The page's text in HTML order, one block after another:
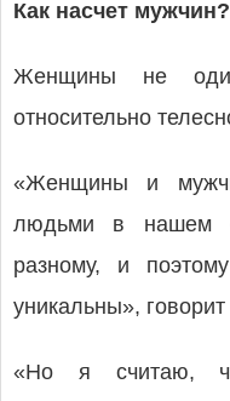
Как насчет мужчин?
Женщины не
относительно
«Женщины и
людьми в нашем
разному, и
уникальны», говорит
«Но я считаю,